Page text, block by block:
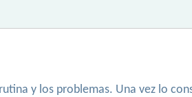
y los problemas. Una vez lo